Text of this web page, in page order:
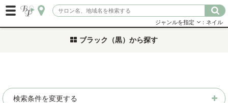
ジャンルを指定 ：ネイル
ブラック（黒）から探す
検索条件を変更する